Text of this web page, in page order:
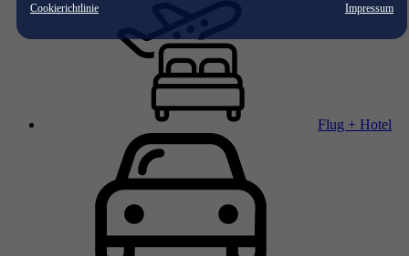
Cookierichtlinie
Impressum
Flug + Hotel